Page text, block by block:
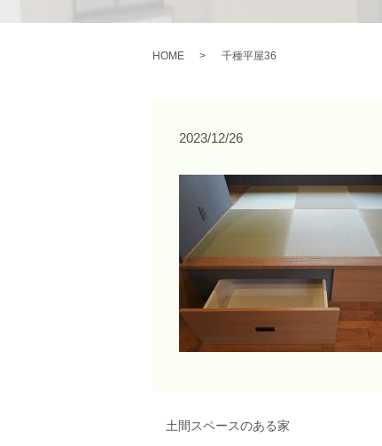
HOME 千種平屋36
2023/12/26
土間スペースのある家